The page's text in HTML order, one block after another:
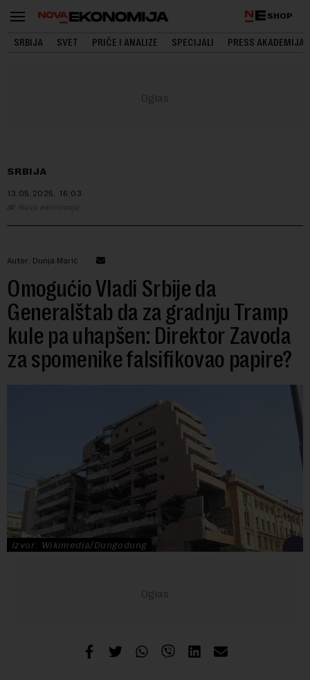
SHOP
SRBIJA SVET PRIČE I ANALIZE SPECIJALI PRESS AKADEMIJA
SRBIJA
13.05.2025. 16:03
Nova ekonomija
Autor: Dunja Marić
Omogućio Vladi Srbije da
Generalštab da za gradnju Tramp
kule pa uhapšen: Direktor Zavoda
za spomenike falsifikovao papire?
Izvor: Wikimedia/Dungodung